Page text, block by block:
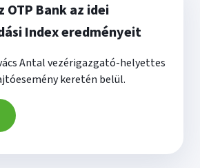
Bank az idei
Index eredményeit
Antal vezérigazgató-helyettes
keretén belül.